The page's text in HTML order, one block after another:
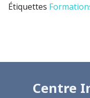
Étiquettes
Centre